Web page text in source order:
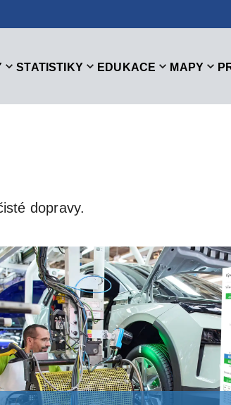
STATISTIKY EDUKACE MAPY
dopravy.